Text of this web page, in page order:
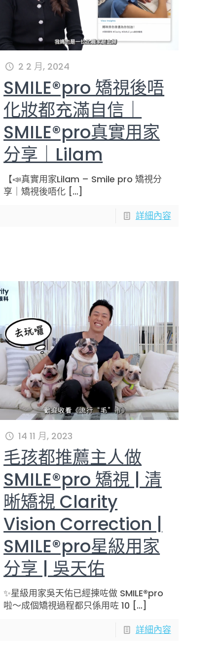
2 2 月, 2024
SMILE®pro 矯視後唔
化妝都充滿自信｜
SMILE®pro真實用家
分享｜Lilam
【📣真實用家Lilam – Smile pro 矯視分
享｜矯視後唔化 […]
詳細內容
14 11 月, 2023
毛孩都推薦主人做
SMILE®pro 矯視 | 清
晰矯視 Clarity
Vision Correction |
SMILE®pro星級用家
分享 | 吳天佑
✨星級用家吳天佑已經揀咗做 SMILE®pro
啦～成個矯視過程都只係用咗 10 […]
詳細內容